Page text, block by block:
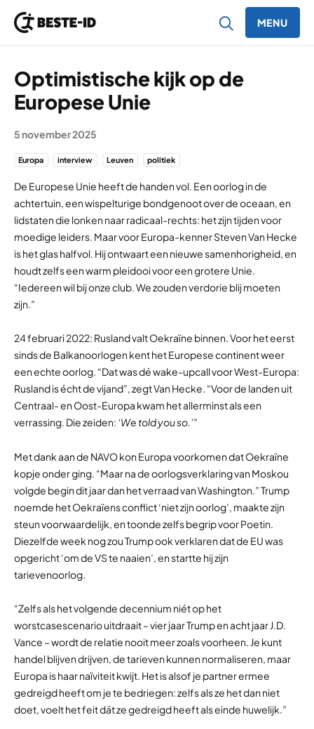
MENU
Optimistische kijk op de
Europese Unie
5 november 2025
Europa interview Leuven politiek
De Europese Unie heeft de handen vol. Een oorlog in de
achtertuin, een wispelturige bondgenoot over de oceaan, en
lidstaten die lonken naar radicaal-rechts: het zijn tijden voor
moedige leiders. Maar voor Europa-kenner Steven Van Hecke
is het glas halfvol. Hij ontwaart een nieuwe samenhorigheid, en
houdt zelfs een warm pleidooi voor een grotere Unie.
“Iedereen wil bij onze club. We zouden verdorie blij moeten
zijn.”
24 februari 2022: Rusland valt Oekraïne binnen. Voor het eerst
sinds de Balkanoorlogen kent het Europese continent weer
een echte oorlog. “Dat was dé wake-upcall voor West-Europa:
Rusland is écht de vijand”, zegt Van Hecke. “Voor de landen uit
Centraal- en Oost-Europa kwam het allerminst als een
verrassing. Die zeiden: ‘We told you so.’”
Met dank aan de NAVO kon Europa voorkomen dat Oekraïne
kopje onder ging. “Maar na de oorlogsverklaring van Moskou
volgde begin dit jaar dan het verraad van Washington.” Trump
noemde het Oekraïens conflict ‘niet zijn oorlog’, maakte zijn
steun voorwaardelijk, en toonde zelfs begrip voor Poetin.
Diezelfde week nog zou Trump ook verklaren dat de EU was
opgericht ‘om de VS te naaien’, en startte hij zijn
tarievenoorlog.
“Zelfs als het volgende decennium niét op het
worstcasescenario uitdraait – vier jaar Trump en acht jaar J.D.
Vance – wordt de relatie nooit meer zoals voorheen. Je kunt
handel blijven drijven, de tarieven kunnen normaliseren, maar
Europa is haar naïviteit kwijt. Het is alsof je partner ermee
gedreigd heeft om je te bedriegen: zelfs als ze het dan niet
doet, voelt het feit dát ze gedreigd heeft als einde huwelijk.”